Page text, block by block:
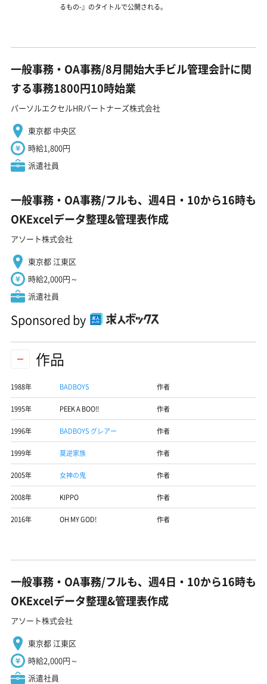
るもの-』のタイトルで公開される。
一般事務・OA事務/8月開始大手ビル管理会計に関
する事務1800円10時始業
パーソルエクセルHRパートナーズ株式会社
東京都 中央区
時給1,800円
派遣社員
一般事務・OA事務/フルも、週4日・10から16時も
OKExcelデータ整理&管理表作成
アソート株式会社
東京都 江東区
時給2,000円～
派遣社員
Sponsored by
作品
1988年 BADBOYS 作者
1995年 PEEK A BOO!! 作者
1996年 BADBOYS グレアー 作者
1999年 莫逆家族 作者
2005年 女神の鬼 作者
2008年 KIPPO 作者
2016年 OH MY GOD! 作者
一般事務・OA事務/フルも、週4日・10から16時も
OKExcelデータ整理&管理表作成
アソート株式会社
東京都 江東区
時給2,000円～
派遣社員